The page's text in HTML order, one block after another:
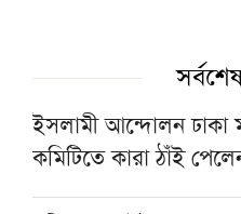
ইসলামী আন্দোলন ঢাকা
কমিটিতে কারা ঠাঁই